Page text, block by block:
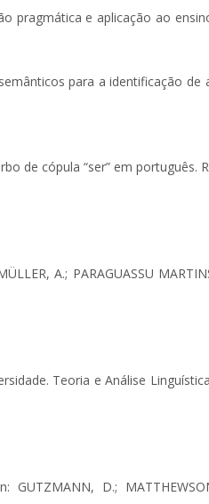
pragmática e aplicação ao
para a identificação de
de cópula “ser” em português.
A.; PARAGUASSU
Teoria e Análise
D.;